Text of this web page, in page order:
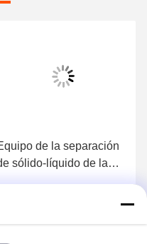
de la separación
sólido-líquido de la